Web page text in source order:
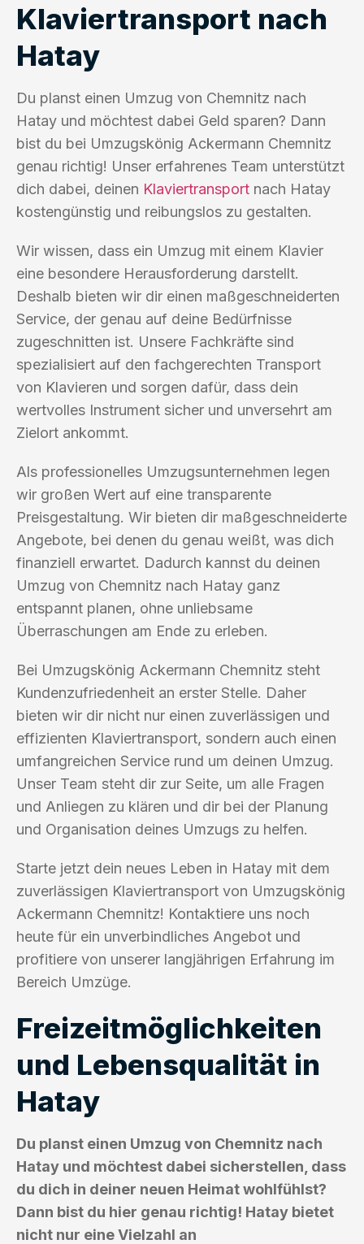
Klaviertransport nach
Hatay
Du planst einen Umzug von Chemnitz nach
Hatay und möchtest dabei Geld sparen? Dann
bist du bei Umzugskönig Ackermann Chemnitz
genau richtig! Unser erfahrenes Team unterstützt
dich dabei, deinen Klaviertransport nach Hatay
kostengünstig und reibungslos zu gestalten.
Wir wissen, dass ein Umzug mit einem Klavier
eine besondere Herausforderung darstellt.
Deshalb bieten wir dir einen maßgeschneiderten
Service, der genau auf deine Bedürfnisse
zugeschnitten ist. Unsere Fachkräfte sind
spezialisiert auf den fachgerechten Transport
von Klavieren und sorgen dafür, dass dein
wertvolles Instrument sicher und unversehrt am
Zielort ankommt.
Als professionelles Umzugsunternehmen legen
wir großen Wert auf eine transparente
Preisgestaltung. Wir bieten dir maßgeschneiderte
Angebote, bei denen du genau weißt, was dich
finanziell erwartet. Dadurch kannst du deinen
Umzug von Chemnitz nach Hatay ganz
entspannt planen, ohne unliebsame
Überraschungen am Ende zu erleben.
Bei Umzugskönig Ackermann Chemnitz steht
Kundenzufriedenheit an erster Stelle. Daher
bieten wir dir nicht nur einen zuverlässigen und
effizienten Klaviertransport, sondern auch einen
umfangreichen Service rund um deinen Umzug.
Unser Team steht dir zur Seite, um alle Fragen
und Anliegen zu klären und dir bei der Planung
und Organisation deines Umzugs zu helfen.
Starte jetzt dein neues Leben in Hatay mit dem
zuverlässigen Klaviertransport von Umzugskönig
Ackermann Chemnitz! Kontaktiere uns noch
heute für ein unverbindliches Angebot und
profitiere von unserer langjährigen Erfahrung im
Bereich Umzüge.
Freizeitmöglichkeiten
und Lebensqualität in
Hatay
Du planst einen Umzug von Chemnitz nach
Hatay und möchtest dabei sicherstellen, dass
du dich in deiner neuen Heimat wohlfühlst?
Dann bist du hier genau richtig! Hatay bietet
nicht nur eine Vielzahl an